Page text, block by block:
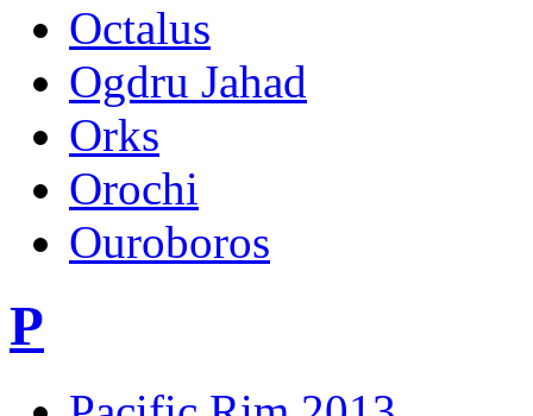
Octalus
Ogdru Jahad
Orks
Orochi
Ouroboros
P